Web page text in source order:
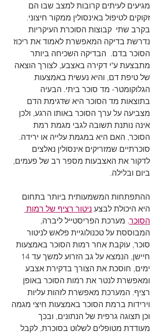
מגיעים לעיתים קרובות למצב שבו הם
זקוקים לטיפול באינסולין ממקור חיצוני.
בקרב שתי  קבוצות הסוכרת העיקריות
נדרשת בדיקה המאפשרת לאמוד את ריכוז
הסוכר בדם.  הבדיקה השכיחה ביותר
מתבצעת ע"י דקירה באצבע, לצורך הוצאה
של טיפת דם, והיא נעשית באמצעות
הגלוקומטר- מד סוכר ביתי. הבעיה
בתוצאות מד הסוכר היא שדגימת הדם
מצביעה על ערך הסוכר באותו הרגע, ולכן
אינה נותנת תשובה לגבי מגמת רמת
הסוכר, האם היא במגמת עלייה או ירידה.
סוכרתיים שמזריקים אינסולין נאלצים
לדקור את האצבעות מספר רב של פעמים,
ביום ובלילה.
ההתפתחות המשמעותית ביותר בתחום
היא היכולת לבצע ניטור רציף של רמות
הסוכר. מערכת הפריסטייל ליברה,
המבוססת על טכנולוגיית פלאש לניטור
סוכר, עוקבת אחר רמות הסוכר באמצעות
ימים, חוסכת את הצורך בדקירת אצבע
ומאפשרת לנטר את רמות הסוכר באופן
רציף. המערכת מאפשרת לזהות עליות
וירידות ברמת הסוכר באמצעות חיצי מגמה
וכן תצוגה גרפית של הנתונים, ובכך
מעודדת מטופלים לשלוט בסוכרת, לקבל